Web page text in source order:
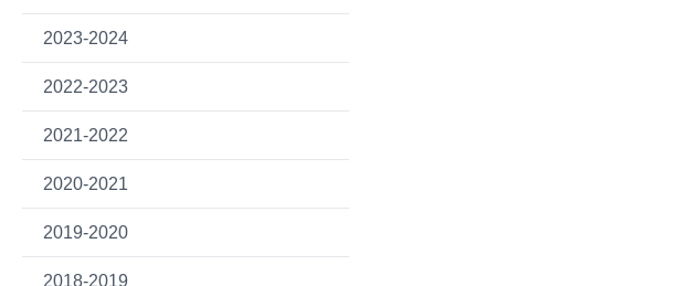
2023-2024
2022-2023
2021-2022
2020-2021
2019-2020
2018-2019